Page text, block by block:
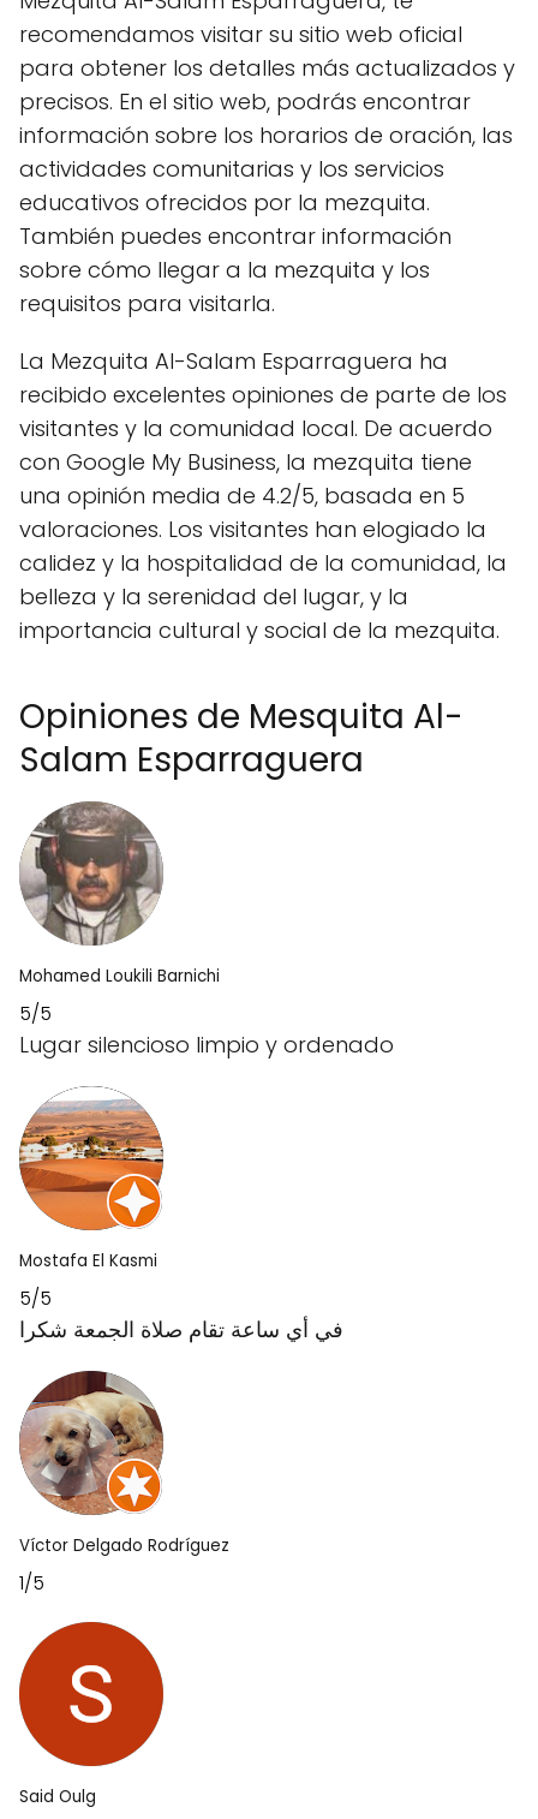
recomendamos visitar su sitio web oficial
para obtener los detalles más actualizados y
precisos. En el sitio web, podrás encontrar
información sobre los horarios de oración, las
actividades comunitarias y los servicios
educativos ofrecidos por la mezquita.
También puedes encontrar información
sobre cómo llegar a la mezquita y los
requisitos para visitarla.
La Mezquita Al-Salam Esparraguera ha
recibido excelentes opiniones de parte de los
visitantes y la comunidad local. De acuerdo
con Google My Business, la mezquita tiene
una opinión media de 4.2/5, basada en 5
valoraciones. Los visitantes han elogiado la
calidez y la hospitalidad de la comunidad, la
belleza y la serenidad del lugar, y la
importancia cultural y social de la mezquita.
Opiniones de Mesquita Al-
Salam Esparraguera
Mohamed Loukili Barnichi
5/5
Lugar silencioso limpio y ordenado
Mostafa El Kasmi
5/5
في أي ساعة تقام صلاة الجمعة شكرا
Víctor Delgado Rodríguez
1/5
Said Oulg